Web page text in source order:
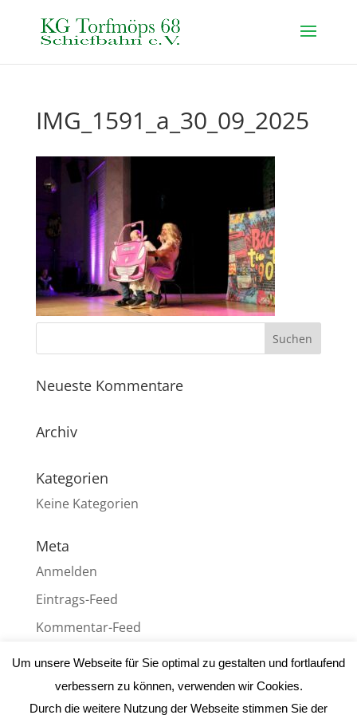
IMG_1591_a_30_09_2025
Neueste Kommentare
Archiv
Kategorien
Keine Kategorien
Meta
Anmelden
Eintrags-Feed
Kommentar-Feed
WordPress.org
Um unsere Webseite für Sie optimal zu gestalten und fortlaufend
verbessern zu können, verwenden wir Cookies.
Durch die weitere Nutzung der Webseite stimmen Sie der